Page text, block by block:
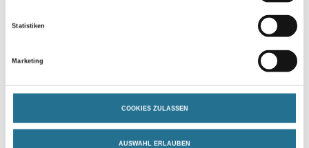
Statistiken
Marketing
COOKIES ZULASSEN
AUSWAHL ERLAUBEN
PRODUKTEIGENSCHAFTEN